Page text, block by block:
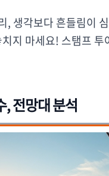
, 생각보다 흔들림이
지 마세요! 스탬프
, 전망대 분석